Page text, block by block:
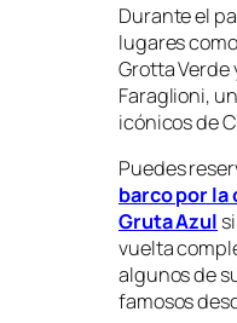
Durante el
lugares
Grotta Verde
Faraglioni,
icónicos de
Puedes
barco por la
Gruta Azul
vuelta
algunos de
famosos